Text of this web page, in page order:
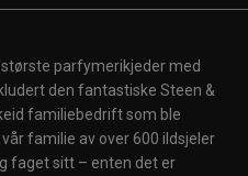
største parfymerikjeder med
den fantastiske Steen &
familiebedrift som ble
familie av over 600 ildsjeler
faget sitt – enten det er